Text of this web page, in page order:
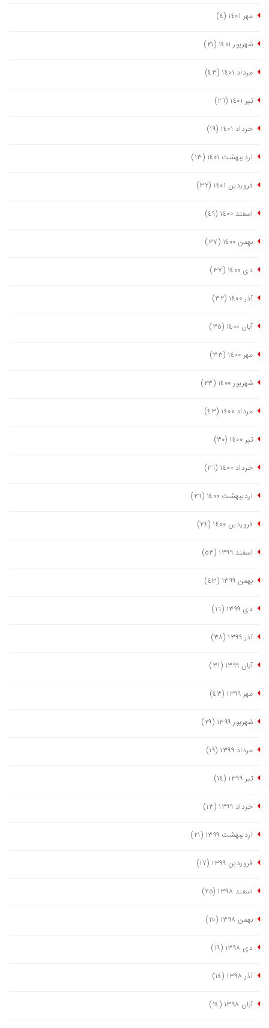
مهر ١٤٠١ (٤)
شهریور ١٤٠١ (٢١)
مرداد ١٤٠١ (٤٣)
تیر ١٤٠١ (٢٦)
خرداد ١٤٠١ (١٩)
اردیبهشت ١٤٠١ (١٣)
فروردین ١٤٠١ (٣٢)
اسفند ١٤٠٠ (٤٩)
بهمن ١٤٠٠ (٣٧)
دی ١٤٠٠ (٣٧)
آذر ١٤٠٠ (٣٢)
آبان ١٤٠٠ (٣٥)
مهر ١٤٠٠ (٣٣)
شهریور ١٤٠٠ (٢٣)
مرداد ١٤٠٠ (٤٣)
تیر ١٤٠٠ (٣٠)
خرداد ١٤٠٠ (٢٦)
اردیبهشت ١٤٠٠ (٢٦)
فروردین ١٤٠٠ (٢٤)
اسفند ١٣٩٩ (٥٣)
بهمن ١٣٩٩ (٤٣)
دی ١٣٩٩ (١٦)
آذر ١٣٩٩ (٣٨)
آبان ١٣٩٩ (٣١)
مهر ١٣٩٩ (٤٣)
شهریور ١٣٩٩ (٢٩)
مرداد ١٣٩٩ (١٩)
تیر ١٣٩٩ (١٤)
خرداد ١٣٩٩ (١٣)
اردیبهشت ١٣٩٩ (٢١)
فروردین ١٣٩٩ (١٧)
اسفند ١٣٩٨ (٢٥)
بهمن ١٣٩٨ (٢٠)
دی ١٣٩٨ (١٩)
آذر ١٣٩٨ (١٤)
آبان ١٣٩٨ (١٤)